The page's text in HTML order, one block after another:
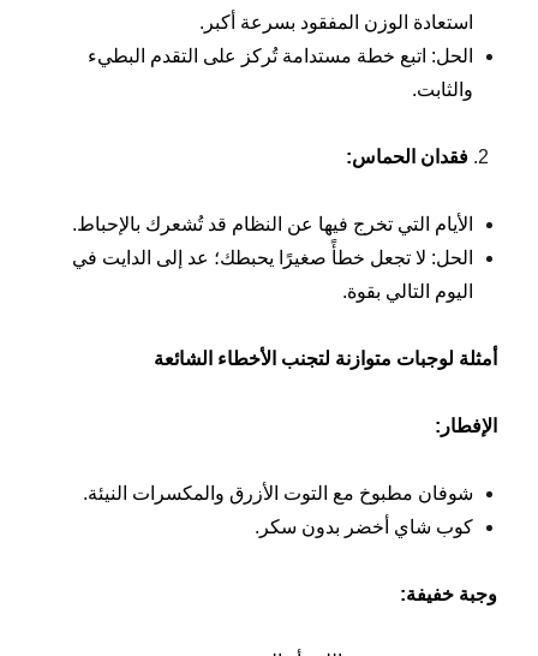
استعادة الوزن المفقود بسرعة أكبر.
الحل: اتبع خطة مستدامة تُركز على التقدم البطيء
والثابت.
فقدان الحماس:
الأيام التي تخرج فيها عن النظام قد تُشعرك بالإحباط.
الحل: لا تجعل خطأً صغيرًا يحبطك؛ عد إلى الدايت في
اليوم التالي بقوة.
أمثلة لوجبات متوازنة لتجنب الأخطاء الشائعة
الإفطار :
شوفان مطبوخ مع التوت الأزرق والمكسرات النيئة.
كوب شاي أخضر بدون سكر.
وجبة خفيفة: